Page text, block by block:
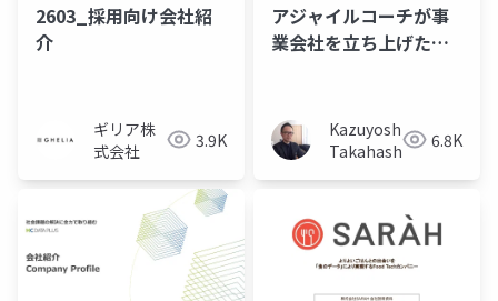
2603_採用向け会社紹
介
ギリア株
式会社
3.9K
アジャイルコーチが事
業会社を立ち上げたけ
Kazuyoshi
Takahashi
6.8K